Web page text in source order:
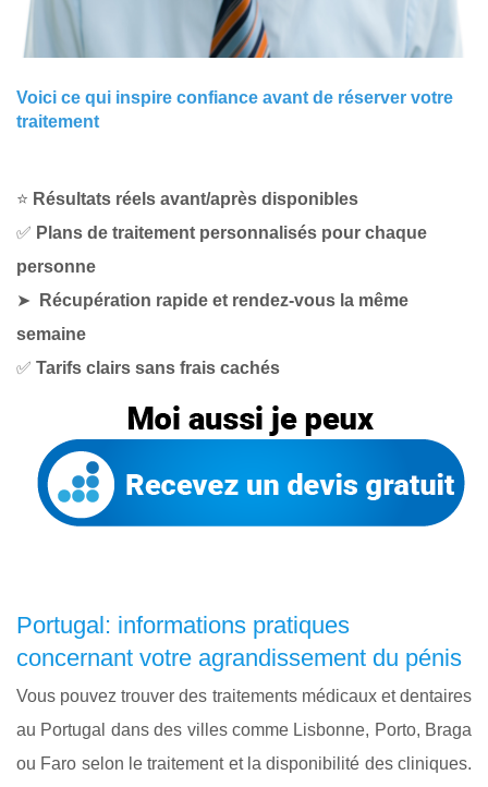
Voici ce qui inspire confiance avant de réserver votre
traitement
⭐ Résultats réels avant/après disponibles
✅ Plans de traitement personnalisés pour chaque
personne
➤
Récupération rapide et rendez-vous la même
semaine
✅ Tarifs clairs sans frais cachés
Portugal: informations pratiques
concernant votre agrandissement du pénis
Vous pouvez trouver des traitements médicaux et dentaires
au Portugal dans des villes comme Lisbonne, Porto, Braga
ou Faro selon le traitement et la disponibilité des cliniques.